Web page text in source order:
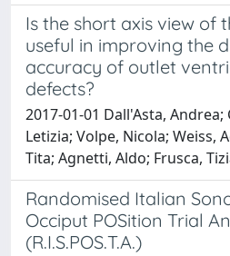
Is the short axis view of
useful in improving the
accuracy of outlet
defects?
2017-01-01 Dall'Asta, Andrea;
Letizia; Volpe, Nicola; Weiss,
Tita; Agnetti, Aldo; Frusca,
Randomised Italian
Occiput POSition Trial
(R.I.S.POS.T.A.)